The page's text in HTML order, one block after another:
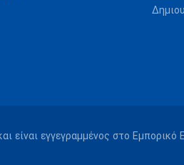
είναι εγγεγραμμένος στο Εμπορικό